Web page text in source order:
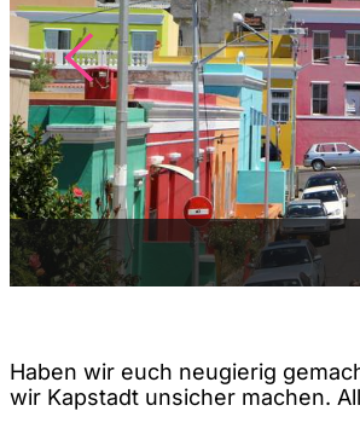
Haben wir euch neugierig
wir Kapstadt unsicher machen.